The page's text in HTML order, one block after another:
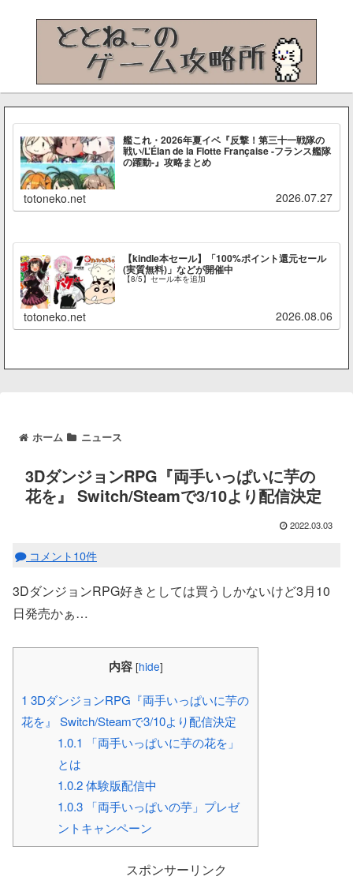
艦これ・2026年夏イベ『反撃！第三十一戦隊の
戦い/L’Élan de la Flotte Française -フランス艦隊
の躍動-』攻略まとめ
totoneko.net 2026.07.27
【kindle本セール】「100%ポイント還元セール
(実質無料)」などが開催中
【8/5】セール本を追加
totoneko.net 2026.08.06
ホーム ニュース
3DダンジョンRPG『両手いっぱいに芋の
花を』 Switch/Steamで3/10より配信決定
2022.03.03
コメント10件
3DダンジョンRPG好きとしては買うしかないけど3月10
日発売かぁ…
内容 [hide]
1 3DダンジョンRPG『両手いっぱいに芋の
花を』 Switch/Steamで3/10より配信決定
1.0.1 「両手いっぱいに芋の花を」
とは
1.0.2体験版配信中
1.0.3「両手いっぱいの芋」プレゼ
ントキャンペーン
スポンサーリンク